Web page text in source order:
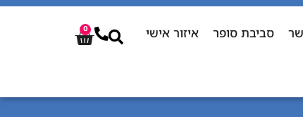
סביבת סופר איזור אישי 0